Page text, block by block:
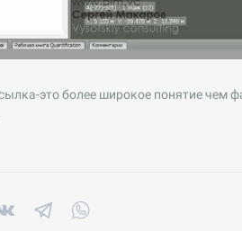
это более широкое понятие чем